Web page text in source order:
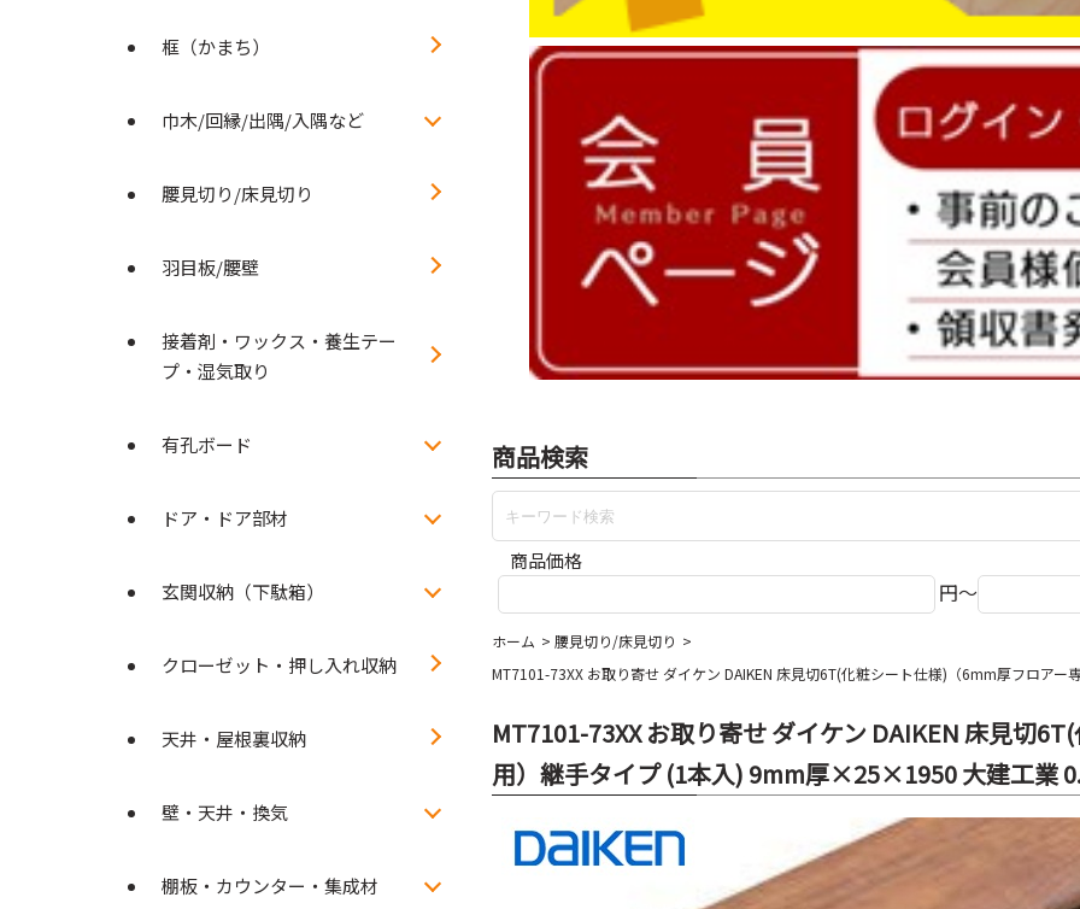
商品検索
商品価格
円～
ホーム
腰見切り/床見切り
MT7101-73XX お取り寄せ ダイケン DAIKEN 床見切6T(化粧シート仕様)（6mm厚フロア
MT7101-73XX お取り寄せ ダイケン DAIKEN 床見切
用）継手タイプ (1本入) 9mm厚×25×1950 大建工業
框（かまち）
巾木/回縁/出隅/入隅など
腰見切り/床見切り
羽目板/腰壁
接着剤・ワックス・養生テー
プ・湿気取り
有孔ボード
ドア・ドア部材
玄関収納（下駄箱）
クローゼット・押し入れ収納
天井・屋根裏収納
壁・天井・換気
棚板・カウンター・集成材